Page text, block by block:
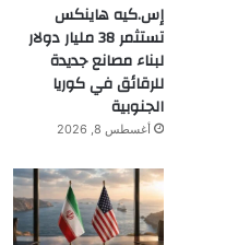
إس.كيه هاينكس
تستثمر 38 مليار دولار
لبناء مصانع جديدة
للرقائق في كوريا
الجنوبية
أغسطس 8, 2026